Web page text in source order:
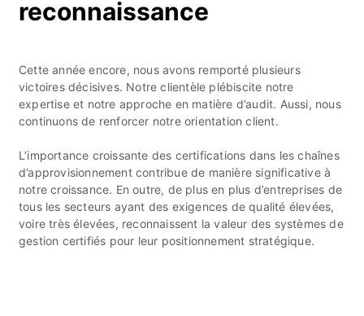
reconnaissance
Cette année encore, nous avons remporté plusieurs
victoires décisives. Notre clientèle plébiscite notre
expertise et notre approche en matière d’audit. Aussi, nous
continuons de renforcer notre orientation client.
L’importance croissante des certifications dans les chaînes
d’approvisionnement contribue de manière significative à
notre croissance. En outre, de plus en plus d’entreprises de
tous les secteurs ayant des exigences de qualité élevées,
voire très élevées, reconnaissent la valeur des systèmes de
gestion certifiés pour leur positionnement stratégique.